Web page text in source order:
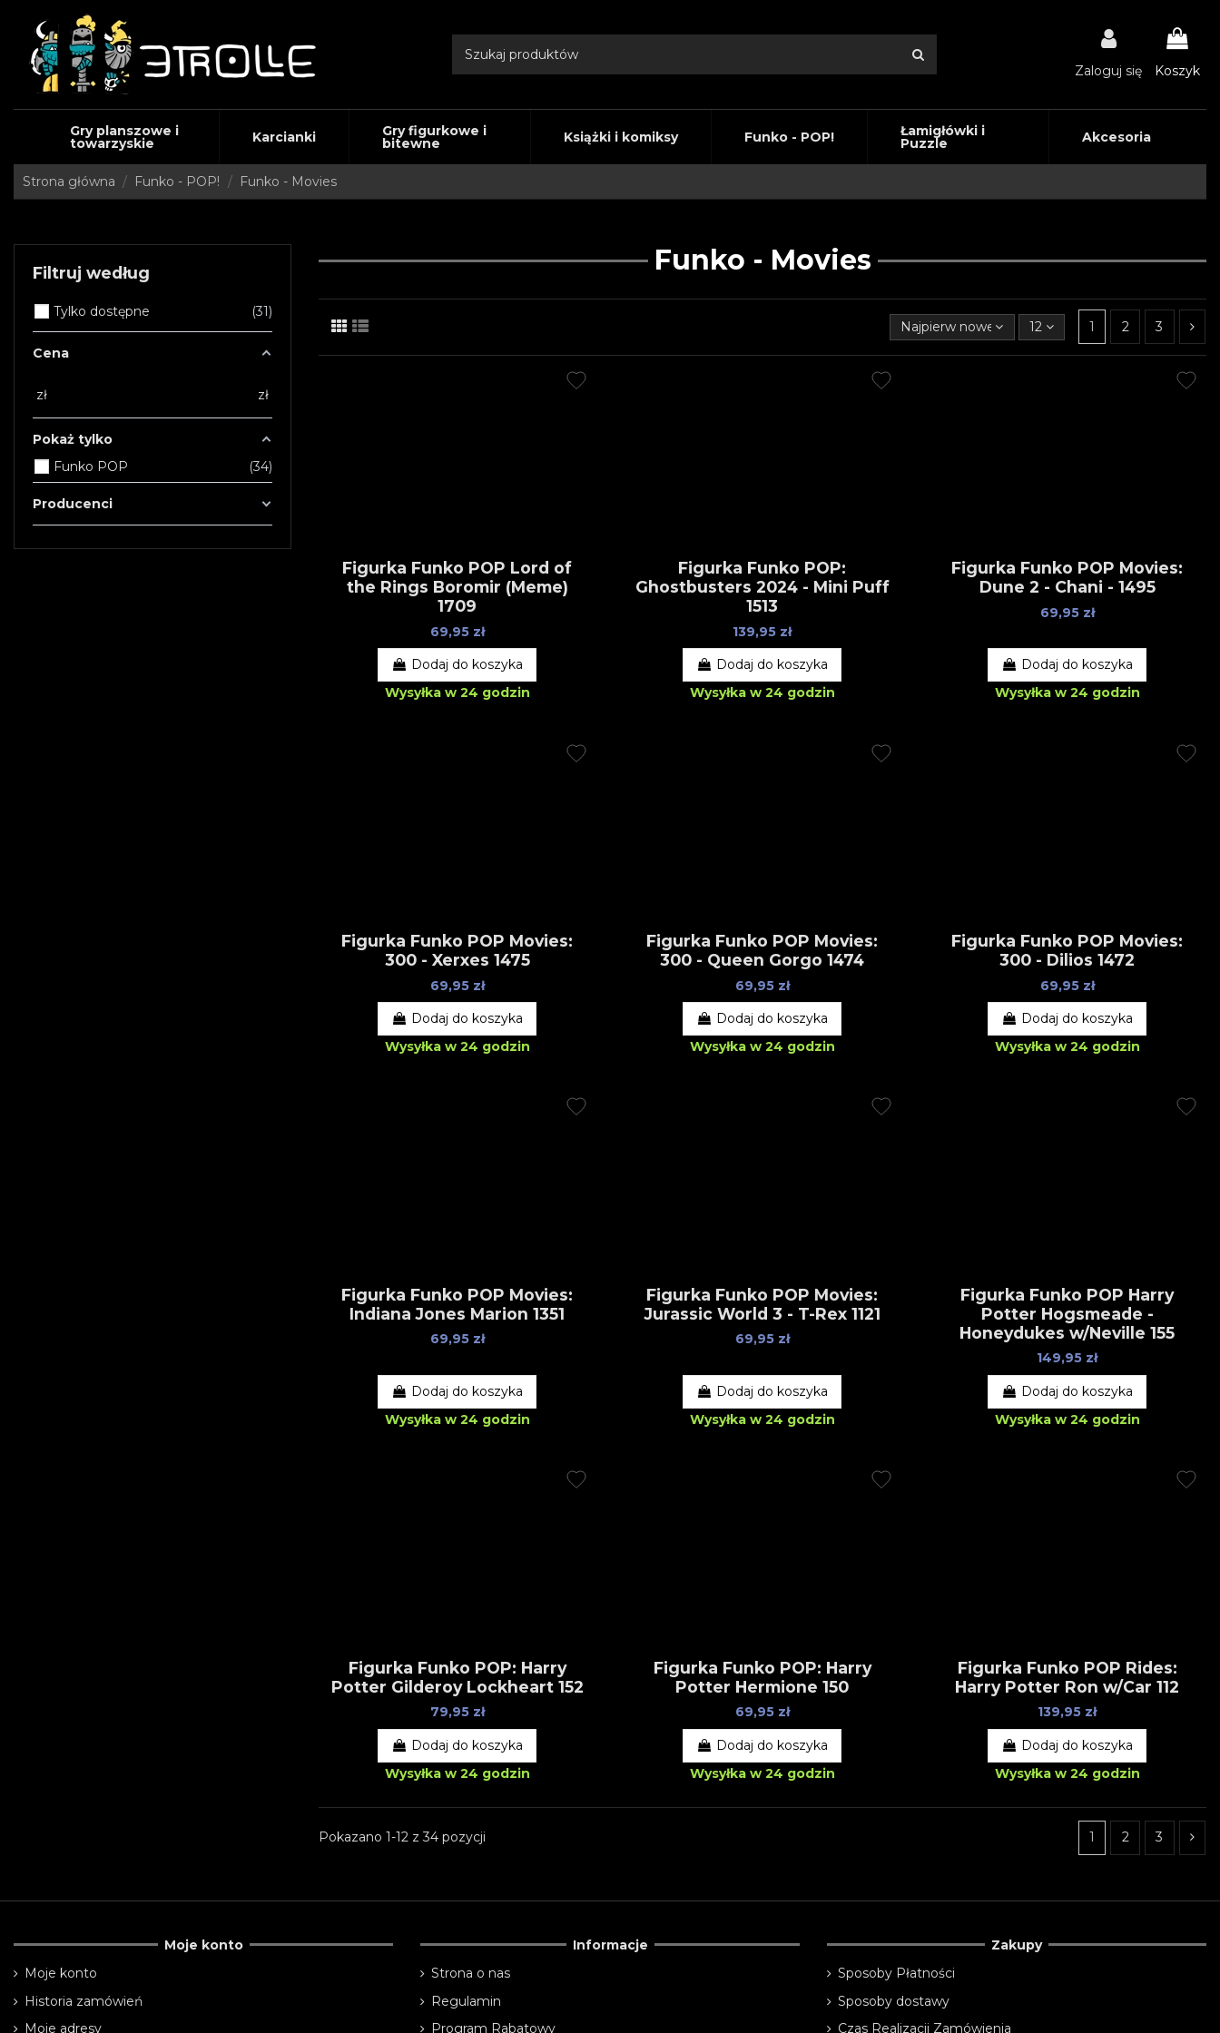
Zaloguj się Koszyk
Gry planszowe i
towarzyskie Karcianki Gry figurkowe i
bitewne Książki i komiksy Funko - POP! Łamigłówki i
Puzzle Akcesoria
Strona główna Funko - POP! Funko - Movies
Funko - Movies
Najpierw nowe produkty
12 1 2 3
Figurka Funko POP Lord of
the Rings Boromir (Meme)
1709
69,95 zł
Dodaj do koszyka
Wysyłka w 24 godzin
Figurka Funko POP:
Ghostbusters 2024 - Mini Puff
1513
139,95 zł
Dodaj do koszyka
Wysyłka w 24 godzin
Figurka Funko POP Movies:
Dune 2 - Chani - 1495
69,95 zł
Dodaj do koszyka
Wysyłka w 24 godzin
Figurka Funko POP Movies:
300 - Xerxes 1475
69,95 zł
Dodaj do koszyka
Wysyłka w 24 godzin
Figurka Funko POP Movies:
300 - Queen Gorgo 1474
69,95 zł
Dodaj do koszyka
Wysyłka w 24 godzin
Figurka Funko POP Movies:
300 - Dilios 1472
69,95 zł
Dodaj do koszyka
Wysyłka w 24 godzin
Figurka Funko POP Movies:
Indiana Jones Marion 1351
69,95 zł
Dodaj do koszyka
Wysyłka w 24 godzin
Figurka Funko POP Movies:
Jurassic World 3 - T-Rex 1121
69,95 zł
Dodaj do koszyka
Wysyłka w 24 godzin
Figurka Funko POP Harry
Potter Hogsmeade -
Honeydukes w/Neville 155
149,95 zł
Dodaj do koszyka
Wysyłka w 24 godzin
Figurka Funko POP: Harry
Potter Gilderoy Lockheart 152
79,95 zł
Dodaj do koszyka
Wysyłka w 24 godzin
Figurka Funko POP: Harry
Potter Hermione 150
69,95 zł
Dodaj do koszyka
Wysyłka w 24 godzin
Figurka Funko POP Rides:
Harry Potter Ron w/Car 112
139,95 zł
Dodaj do koszyka
Wysyłka w 24 godzin
Pokazano 1-12 z 34 pozycji 1 2 3
Filtruj według
Tylko dostępne 31
Cena
zł zł
Pokaż tylko
Funko POP
34
Producenci
Moje konto
Moje konto
Historia zamówień
Moje adresy
Informacje
Strona o nas
Regulamin
Program Rabatowy
Zakupy
Sposoby Płatności
Sposoby dostawy
Czas Realizacji Zamówienia